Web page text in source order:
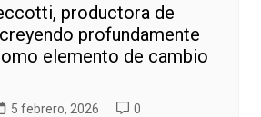
productora de
profundamente
elemento de cambio
5 febrero, 2026 0